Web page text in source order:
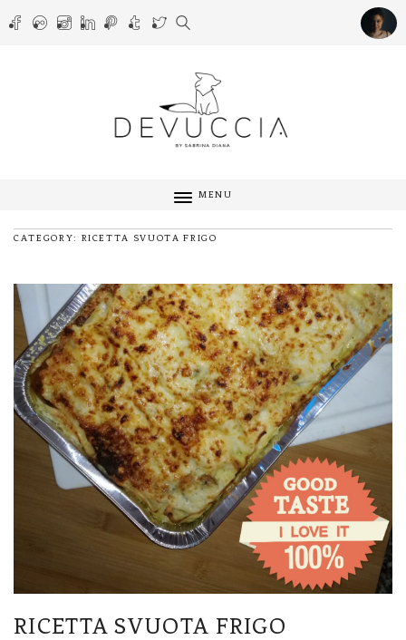
MENU
CATEGORY: RICETTA SVUOTA FRIGO
RICETTA SVUOTA FRIGO